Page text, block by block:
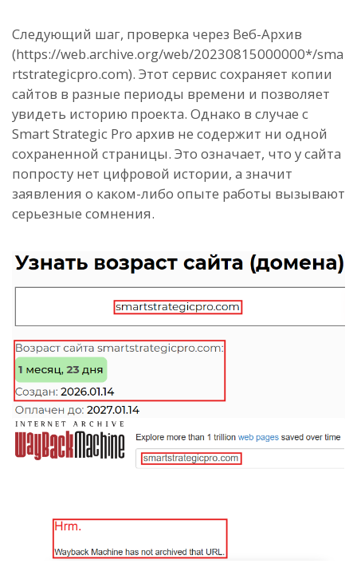
Следующий шаг, проверка через Веб-Архив
(https://web.archive.org/web/20230815000000*/sma
rtstrategicpro.com). Этот сервис сохраняет копии
сайтов в разные периоды времени и позволяет
увидеть историю проекта. Однако в случае с
Smart Strategic Pro архив не содержит ни одной
сохраненной страницы. Это означает, что у сайта
попросту нет цифровой истории, а значит
заявления о каком-либо опыте работы вызывают
серьезные сомнения.